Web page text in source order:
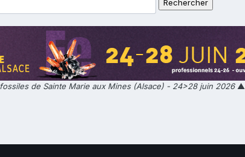
de Sainte Marie aux Mines (Alsace) - 24>28 juin 2026▲